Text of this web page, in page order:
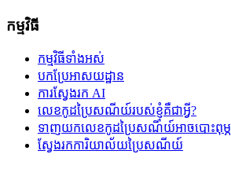
កម្មវិធី
កម្មវិធីទាំងអស់
បកប្រែអាសយដ្ឋាន
ការស្វែងរក AI
លេខកូដប្រៃសណីយ៍របស់ខ្ញុំគឺជាអ្វី?
ទាញយកលេខកូដប្រៃសណីយ៍អាចបោះពុម្ភ
ស្វែងរកការិយាល័យប្រៃសណីយ៍